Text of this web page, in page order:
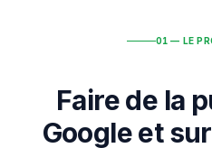
01 — LE
Faire de la
Google et